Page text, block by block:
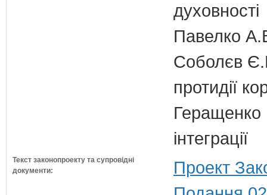
духовності
Павелко
Соболєв
протидії
Геращенко
інтеграції
Текст законопроекту та супровідні
документи:
Проект